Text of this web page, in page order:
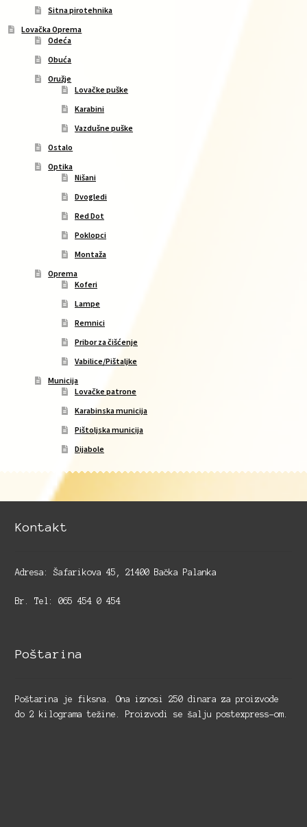
Sitna pirotehnika
Lovačka Oprema
Odeća
Obuća
Oružje
Lovačke puške
Karabini
Vazdušne puške
Ostalo
Optika
Nišani
Dvogledi
Red Dot
Poklopci
Montaža
Oprema
Koferi
Lampe
Remnici
Pribor za čišćenje
Vabilice/Pištaljke
Municija
Lovačke patrone
Karabinska municija
Pištoljska municija
Dijabole
Kontakt
Adresa: Šafarikova 45, 21400 Bačka Palanka
Br. Tel: 065 454 0 454
Poštarina
Poštarina je fiksna. Ona iznosi 250 dinara za proizvode
do 2 kilograma težine. Proizvodi se šalju postexpress-om.